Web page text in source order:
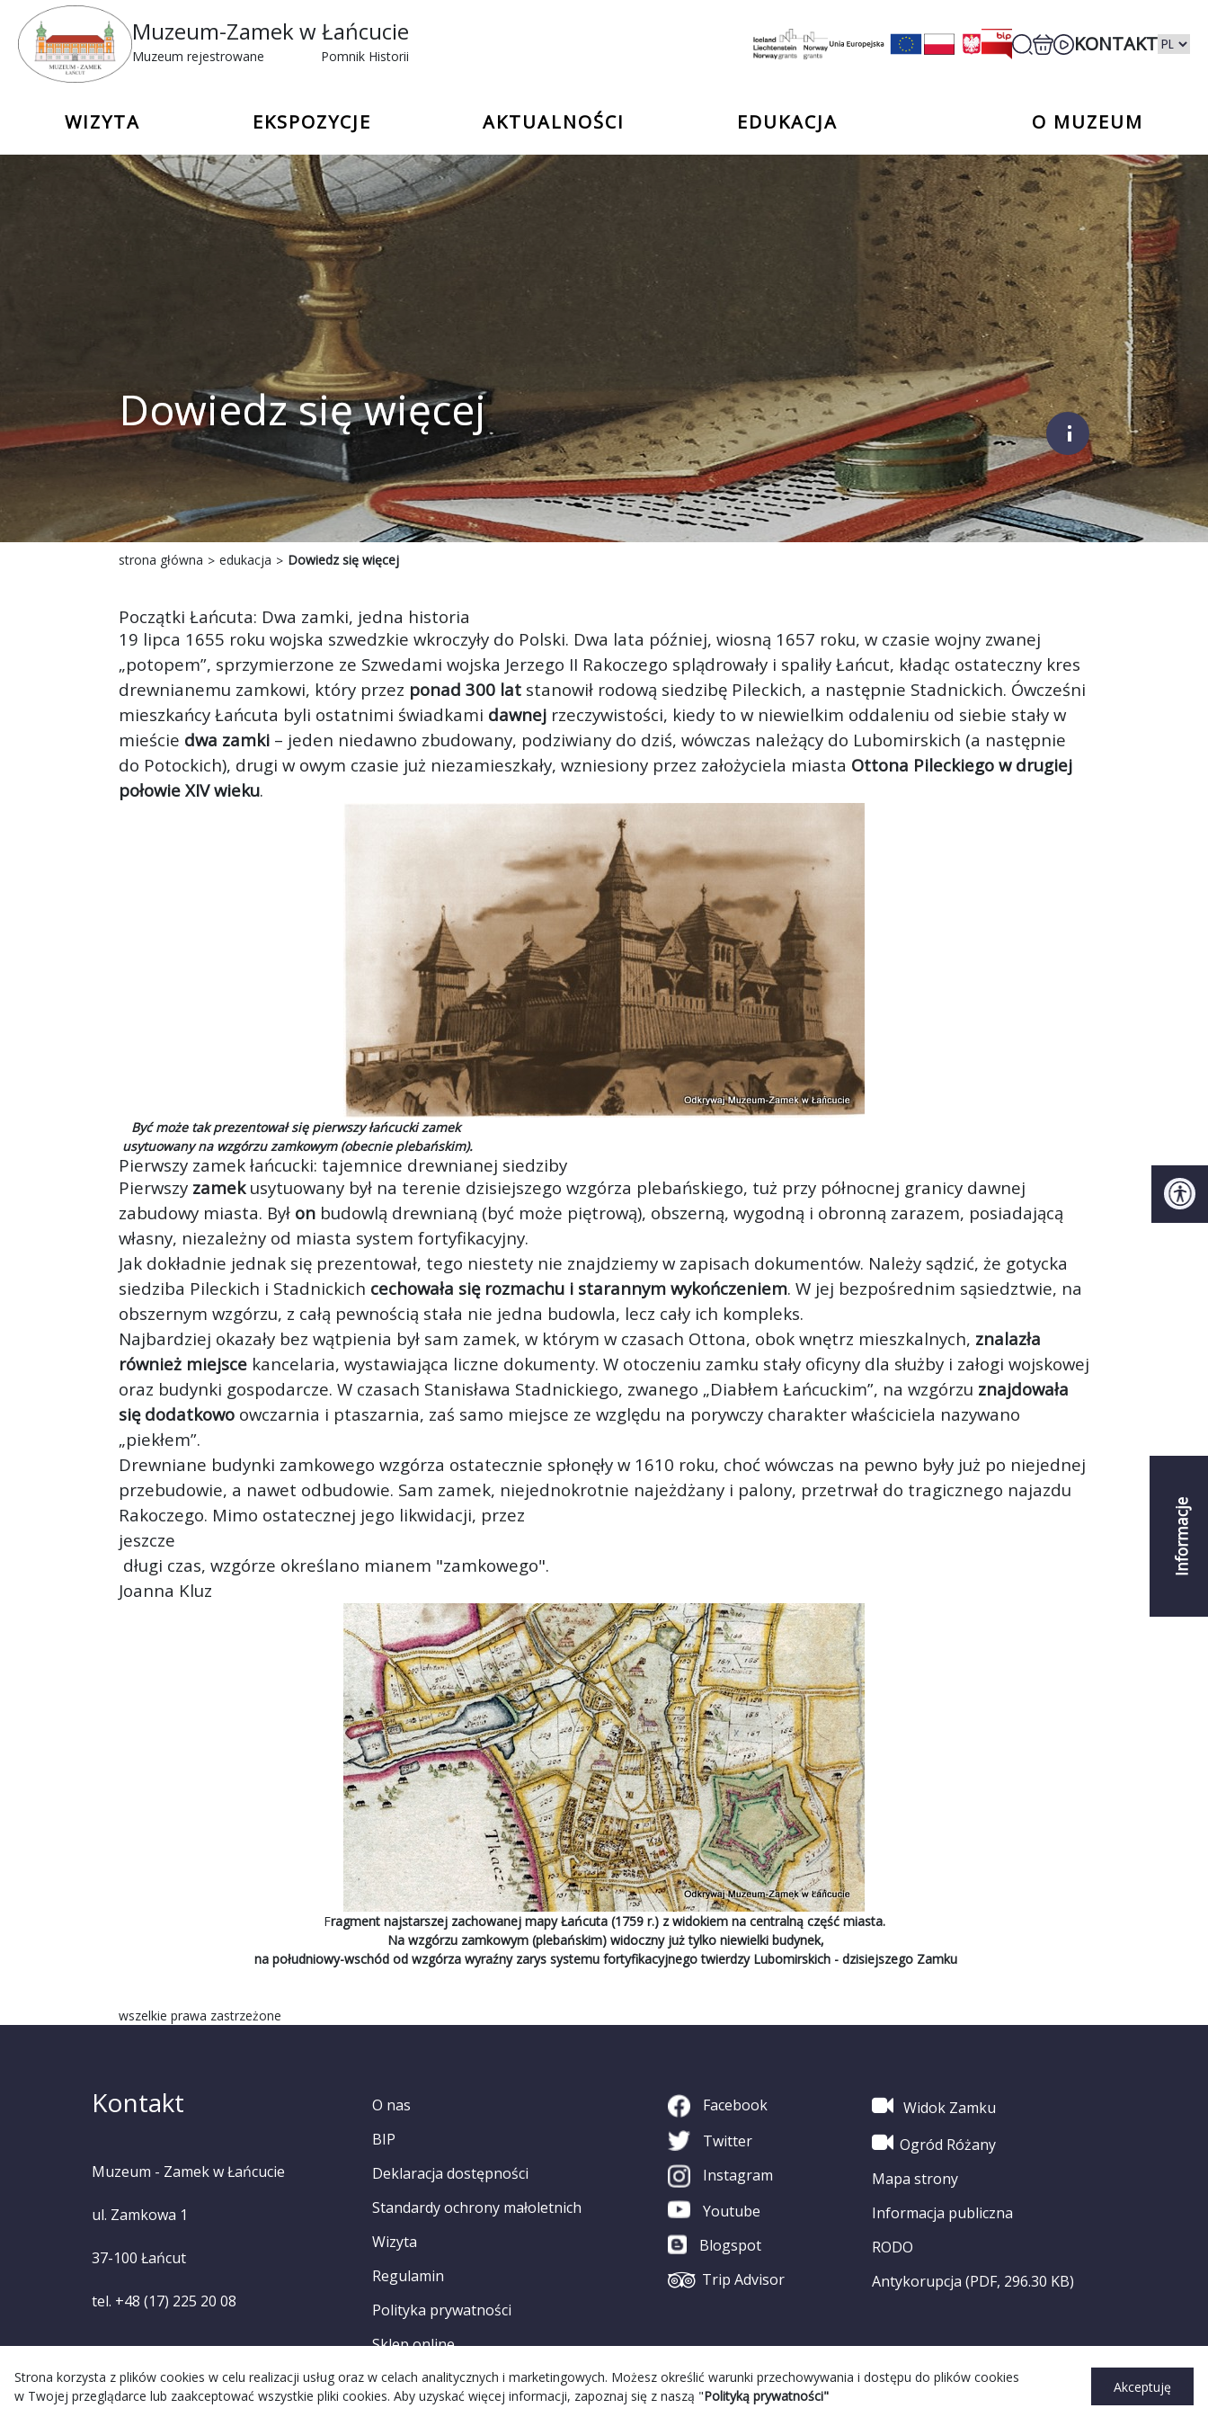
Muzeum-Zamek w Łańcucie
Muzeum rejestrowane Pomnik Historii
KONTAKT
WIZYTA EKSPOZYCJE AKTUALNOŚCI EDUKACJA O MUZEUM
Informacje
Dowiedz się więcej ;
strona główna edukacja Dowiedz się więcej
Początki Łańcuta: Dwa zamki, jedna historia
19 lipca 1655 roku wojska szwedzkie wkroczyły do Polski. Dwa lata później, wiosną 1657 roku, w czasie wojny zwanej
„potopem”, sprzymierzone ze Szwedami wojska Jerzego II Rakoczego splądrowały i spaliły Łańcut, kładąc ostateczny kres
drewnianemu zamkowi, który przez ponad 300 lat stanowił rodową siedzibę Pileckich, a następnie Stadnickich. Ówcześni
mieszkańcy Łańcuta byli ostatnimi świadkami dawnej rzeczywistości, kiedy to w niewielkim oddaleniu od siebie stały w
mieście dwa zamki – jeden niedawno zbudowany, podziwiany do dziś, wówczas należący do Lubomirskich (a następnie
do Potockich), drugi w owym czasie już niezamieszkały, wzniesiony przez założyciela miasta Ottona Pileckiego w drugiej
połowie XIV wieku.
Być może tak prezentował się pierwszy łańcucki zamek
usytuowany na wzgórzu zamkowym (obecnie plebańskim).
Pierwszy zamek łańcucki: tajemnice drewnianej siedziby
Pierwszy zamekusytuowany był na terenie dzisiejszego wzgórza plebańskiego, tuż przy północnej granicy dawnej
zabudowy miasta. Był on budowlą drewnianą (być może piętrową), obszerną, wygodną i obronną zarazem, posiadającą
własny, niezależny od miasta system fortyfikacyjny.
Jak dokładnie jednak się prezentował, tego niestety nie znajdziemy w zapisach dokumentów. Należy sądzić, że gotycka
siedziba Pileckich i Stadnickich cechowała się rozmachu i starannym wykończeniem. W jej bezpośrednim sąsiedztwie, na
obszernym wzgórzu, z całą pewnością stała nie jedna budowla, lecz cały ich kompleks.
Najbardziej okazały bez wątpienia był sam zamek, w którym w czasach Ottona, obok wnętrz mieszkalnych, znalazła
również miejsce kancelaria, wystawiająca liczne dokumenty. W otoczeniu zamku stały oficyny dla służby i załogi wojskowej
oraz budynki gospodarcze. W czasach Stanisława Stadnickiego, zwanego „Diabłem Łańcuckim”, na wzgórzu znajdowała
się dodatkowo owczarnia i ptaszarnia, zaś samo miejsce ze względu na porywczy charakter właściciela nazywano
„piekłem”.
Drewniane budynki zamkowego wzgórza ostatecznie spłonęły w 1610 roku, choć wówczas na pewno były już po niejednej
przebudowie, a nawet odbudowie. Sam zamek, niejednokrotnie najeżdżany i palony, przetrwał do tragicznego najazdu
Rakoczego. Mimo ostatecznej jego likwidacji, przez
jeszcze
długi czas, wzgórze określano mianem "zamkowego".
Joanna Kluz
Fragment najstarszej zachowanej mapy Łańcuta (1759 r.) z widokiem na centralną część miasta.
Na wzgórzu zamkowym (plebańskim) widoczny już tylko niewielki budynek,
na południowy-wschód od wzgórza wyraźny zarys systemu fortyfikacyjnego twierdzy Lubomirskich - dzisiejszego Zamku
wszelkie prawa zastrzeżone
Strona korzysta z plików cookies w celu realizacji usług oraz w celach analitycznych i marketingowych. Możesz określić warunki przechowywania i dostępu do plików cookies
w Twojej przeglądarce lub zaakceptować wszystkie pliki cookies. Aby uzyskać więcej informacji, zapoznaj się z naszą "Polityką prywatności"
Akceptuję
Kontakt
Muzeum - Zamek w Łańcucie
ul. Zamkowa 1
37-100 Łańcut
tel. +48 (17) 225 20 08
O nas
BIP
Deklaracja dostępności
Standardy ochrony małoletnich
Wizyta
Regulamin
Polityka prywatności
Sklep online
Facebook
Twitter
Instagram
Youtube
Blogspot
Trip Advisor
Widok Zamku
Ogród Różany
Mapa strony
Informacja publiczna
RODO
Antykorupcja (PDF, 296.30 KB)
Realizacja Strony: Grupa WW GovTech || Strona WCAG © 2022 Copyright